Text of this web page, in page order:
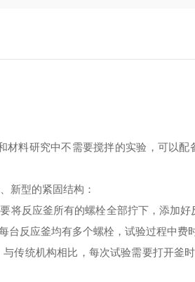
材料研究中不需要搅拌的实验，可以配
型的紧固结构：
将反应釜所有的螺栓全部拧下，添加
反应釜均有多个螺栓，试验过程中费
统机构相比，每次试验需要打开釜